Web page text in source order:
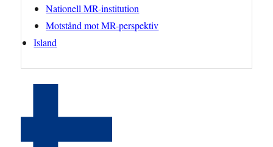
Nationell MR-institution
Motstånd mot MR-perspektiv
Island